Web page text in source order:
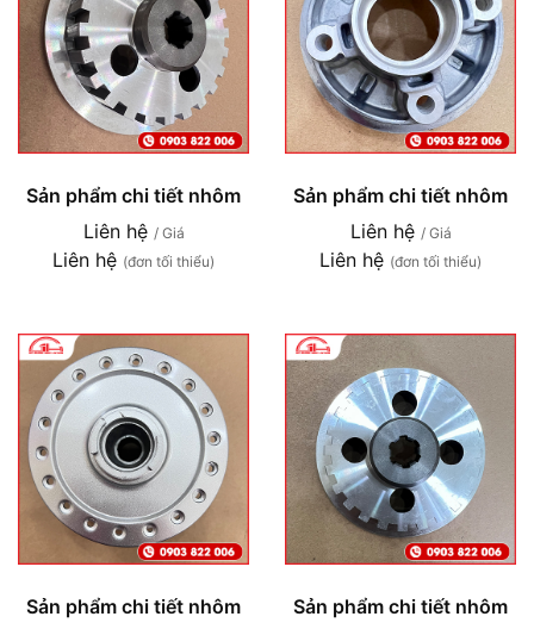
Sản phẩm chi tiết nhôm
Liên hệ / Giá
Liên hệ (đơn tối thiểu)
Sản phẩm chi tiết nhôm
Liên hệ / Giá
Liên hệ (đơn tối thiểu)
Sản phẩm chi tiết nhôm
Sản phẩm chi tiết nhôm